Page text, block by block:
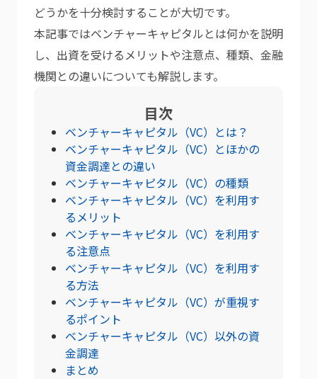
どうかを十分検討することが大切です。
本記事ではベンチャーキャピタルとは何かを説明
し、出資を受けるメリットや注意点、種類、金融
機関との違いについても解説します。
目次
ベンチャーキャピタル（VC）とは？
ベンチャーキャピタル（VC）とほかの
資金調達との違い
ベンチャーキャピタル（VC）の種類
ベンチャーキャピタル（VC）を利用す
るメリット
ベンチャーキャピタル（VC）を利用す
る注意点
ベンチャーキャピタル（VC）を利用す
る方法
ベンチャーキャピタル（VC）が重視す
るポイント
ベンチャーキャピタル（VC）以外の資
金調達
まとめ